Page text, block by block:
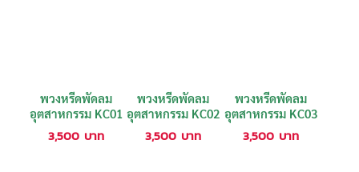
พวงหรีดพัดลม
อุตสาหกรรม KC01
3,500 บาท
พวงหรีดพัดลม
อุตสาหกรรม KC02
3,500 บาท
พวงหรีดพัดลม
อุตสาหกรรม KC03
3,500 บาท